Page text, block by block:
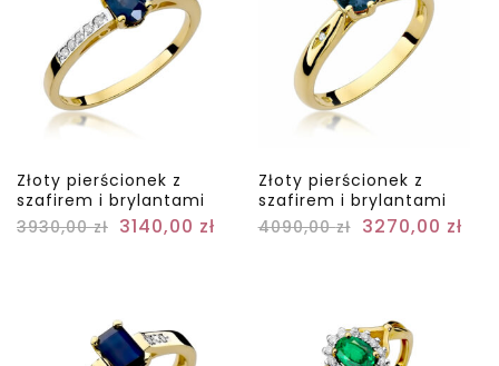
Złoty pierścionek z
szafirem i brylantami
3930,00zł 3140,00 zł
Złoty pierścionek z
szafirem i brylantami
4090,00zł 3270,00 zł